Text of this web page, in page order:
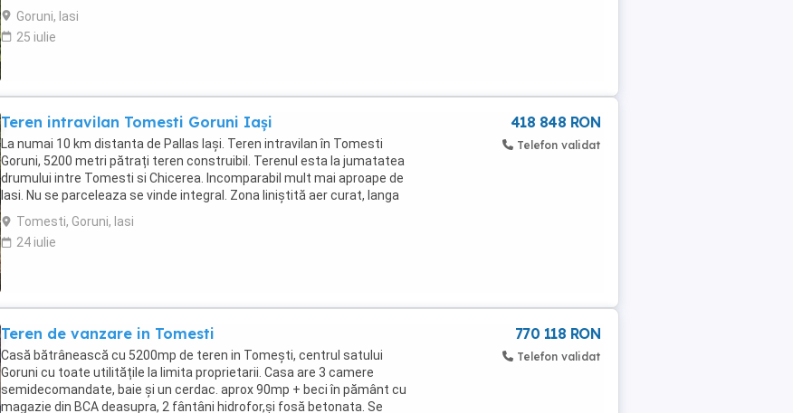
Goruni, Iasi
25 iulie
Teren intravilan Tomesti Goruni Iași
La numai 10 km distanta de Pallas Iași. Teren intravilan în Tomesti
Goruni, 5200 metri pătrați teren construibil. Terenul esta la jumatatea
drumului intre Tomesti si Chicerea. Incomparabil mult mai aproape de
Iasi. Nu se parceleaza se vinde integral. Zona liniștită aer curat, langa
pădure, în curs ...
Tomesti, Goruni, Iasi
24 iulie
418 848 RON
Telefon validat
Teren de vanzare in Tomesti
Casă bătrânească cu 5200mp de teren in Tomești, centrul satului
Goruni cu toate utilitățile la limita proprietarii. Casa are 3 camere
semidecomandate, baie și un cerdac. aprox 90mp + beci în pământ cu
magazie din BCA deasupra, 2 fântâni hidrofor,și fosă betonata. Se
770 118 RON
Telefon validat